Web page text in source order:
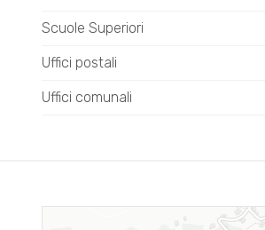
Scuole Superiori
Uffici postali
Uffici comunali